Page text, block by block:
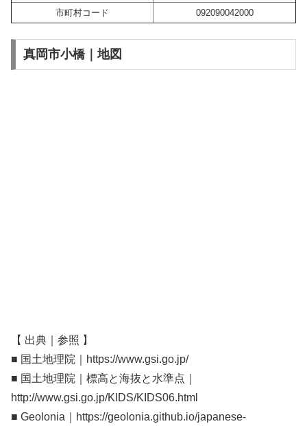
市町村コード
092090042000
真岡市小橋｜地図
【 出典｜参照 】
■ 国土地理院｜https://www.gsi.go.jp/
■ 国土地理院｜標高と海抜と水準点｜
http://www.gsi.go.jp/KIDS/KIDS06.html
■ Geolonia｜https://geolonia.github.io/japanese-